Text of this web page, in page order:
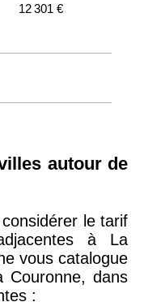
12 301 €
11 141 €
autour de
le tarif
à La
vous catalogue
Couronne, dans
: